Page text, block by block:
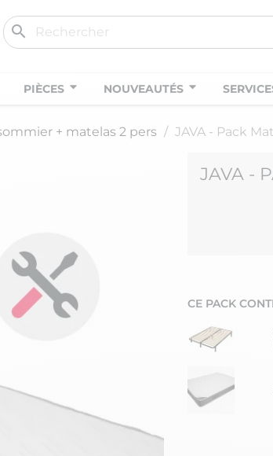
search
PIÈCES NOUVEAUTÉS
+ matelas 2 pers JAVA - Pack
JAVA -
CE PACK